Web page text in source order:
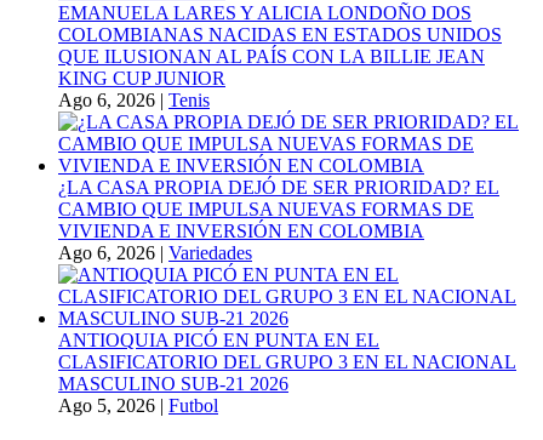
EMANUELA LARES Y ALICIA LONDOÑO DOS
COLOMBIANAS NACIDAS EN ESTADOS UNIDOS
QUE ILUSIONAN AL PAÍS CON LA BILLIE JEAN
KING CUP JUNIOR
Ago 6, 2026 | Tenis
¿LA CASA PROPIA DEJÓ DE SER PRIORIDAD? EL
CAMBIO QUE IMPULSA NUEVAS FORMAS DE
VIVIENDA E INVERSIÓN EN COLOMBIA
Ago 6, 2026 | Variedades
ANTIOQUIA PICÓ EN PUNTA EN EL
CLASIFICATORIO DEL GRUPO 3 EN EL NACIONAL
MASCULINO SUB-21 2026
Ago 5, 2026 | Futbol